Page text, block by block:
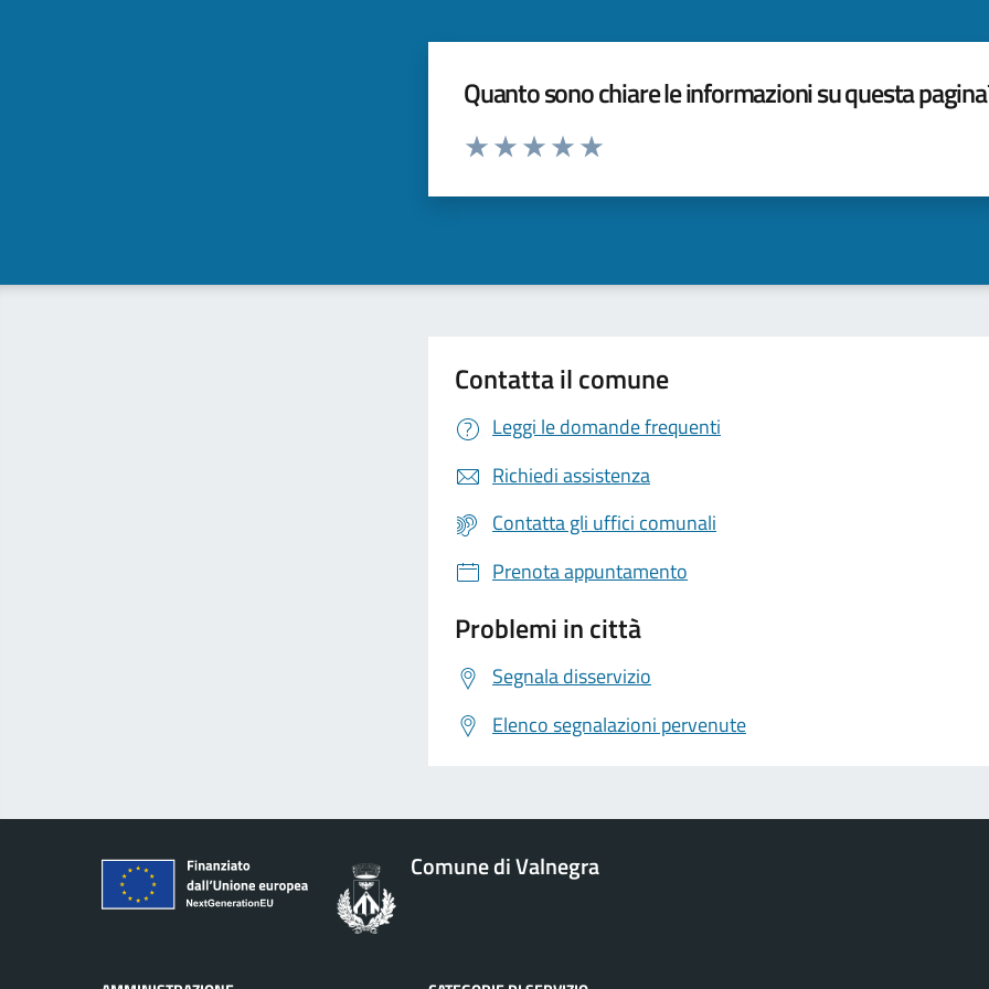
Quanto sono chiare le informazioni su questa
Valuta da 1 a 5 stelle la pagina
Contatta il comune
Leggi le domande frequenti
Richiedi assistenza
Contatta gli uffici comunali
Prenota appuntamento
Problemi in città
Segnala disservizio
Elenco segnalazioni pervenute
Comune di Valnegra